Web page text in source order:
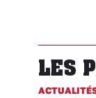
LES